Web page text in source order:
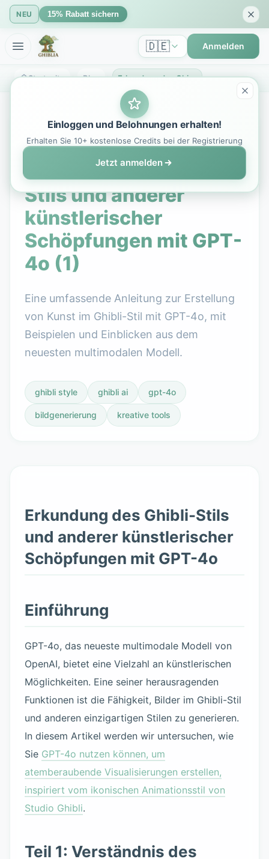
NEU 15% Rabatt sichern
🇩🇪 Anmelden
Startseite Blog Erkundung des Ghibli-Stils und anderer künstlerischer Schöpfungen mit GPT-4o (1) | GhibliIA Blog
27. April 2025 5 Min. Lesezeit
Erkundung des Ghibli-
Stils und anderer
künstlerischer
Schöpfungen mit GPT-
4o (1)
Eine umfassende Anleitung zur Erstellung
von Kunst im Ghibli-Stil mit GPT-4o, mit
Beispielen und Einblicken aus dem
neuesten multimodalen Modell.
ghibli style ghibli ai gpt-4o
bildgenerierung kreative tools
Erkundung des Ghibli-Stils
und anderer künstlerischer
Schöpfungen mit GPT-4o
Einführung
GPT-4o, das neueste multimodale Modell von
OpenAI, bietet eine Vielzahl an künstlerischen
Möglichkeiten. Eine seiner herausragenden
Funktionen ist die Fähigkeit, Bilder im Ghibli-Stil
und anderen einzigartigen Stilen zu generieren.
In diesem Artikel werden wir untersuchen, wie
Sie GPT-4o nutzen können, um
atemberaubende Visualisierungen erstellen,
inspiriert vom ikonischen Animationsstil von
Studio Ghibli.
Teil 1: Verständnis des
Einloggen und Belohnungen erhalten!
Erhalten Sie 10+ kostenlose Credits bei der Registrierung
Jetzt anmelden